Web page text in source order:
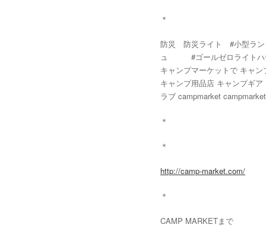
＊
防災 防災ライト #小型ラン
ュ #ゴールゼロライトハウ
キャンプマーケットで キャ
キャンプ用品店 キャンプギ
ラブ campmarket
＊
＊
http://camp-market.com/
＊
CAMP MARKETまで